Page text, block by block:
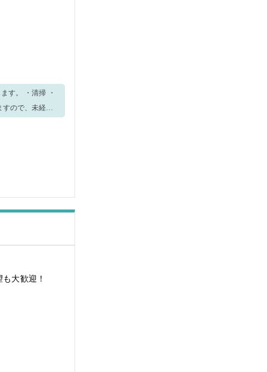
大歓迎！